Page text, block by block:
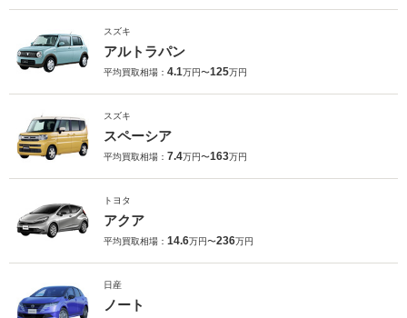
スズキ
アルトラパン
平均買取相場： 4.1万円〜125万円
スズキ
スペーシア
平均買取相場： 7.4万円〜163万円
トヨタ
アクア
平均買取相場： 14.6万円〜236万円
日産
ノート